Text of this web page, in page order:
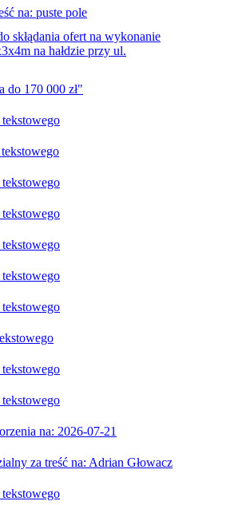
na: puste pole
skłądania ofert na wykonanie
na hałdzie przy ul.
do 170 000 zł"
na: 2026-07-21
za treść na: Adrian Głowacz